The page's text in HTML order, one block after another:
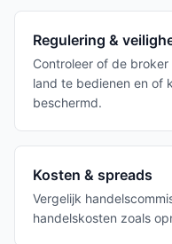
Regulering &
Controleer of de
land te bedienen en of
beschermd.
Kosten & spreads
Vergelijk
handelskosten zoals